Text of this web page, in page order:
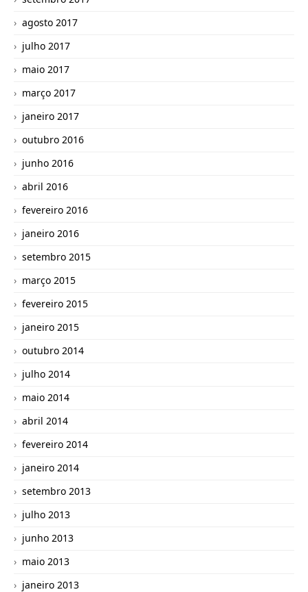
agosto 2017
julho 2017
maio 2017
março 2017
janeiro 2017
outubro 2016
junho 2016
abril 2016
fevereiro 2016
janeiro 2016
setembro 2015
março 2015
fevereiro 2015
janeiro 2015
outubro 2014
julho 2014
maio 2014
abril 2014
fevereiro 2014
janeiro 2014
setembro 2013
julho 2013
junho 2013
maio 2013
janeiro 2013